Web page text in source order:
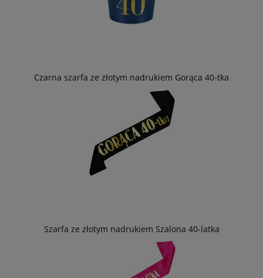
Czarna szarfa ze złotym nadrukiem Gorąca 40-tka
Szarfa ze złotym nadrukiem Szalona 40-latka